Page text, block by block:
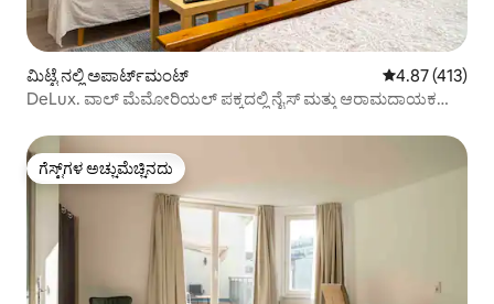
ಮಿಟ್ಟೆ ನಲ್ಲಿ ಅಪಾರ್ಟ್‌ಮಂಟ್ 5 ರಲ್ಲಿ 4.87
4.87 (413)
DeLux. ವಾಲ್ ಮೆಮೋರಿಯಲ್ ಪಕ್ಕದಲ್ಲಿ ನೈಸ್ ಮತ್ತು ಆರಾಮದಾಯಕ
ಗೆಸ್ಟ್‌ಗಳ ಅಚ್ಚುಮೆಚ್ಚಿನದು
ಗೆಸ್ಟ್‌ಗಳ ಅಚ್ಚುಮೆಚ್ಚಿನದು